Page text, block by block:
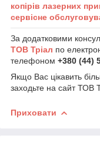
копірів лазерних
сервісне
За додатковими
ТОВ Тріал по
телефоном +380 (44)
Якщо Вас цікавить
заходьте на сайт ТОВ
Приховати